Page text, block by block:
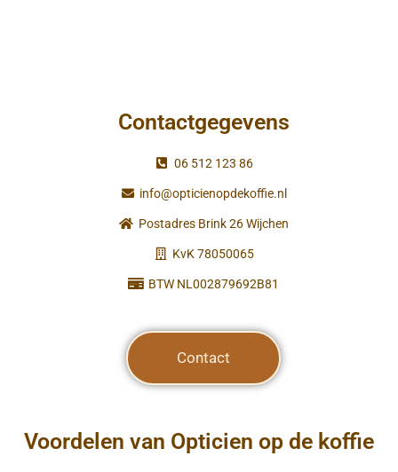
Contactgegevens
06 512 123 86
info@opticienopdekoffie.nl
Postadres Brink 26 Wijchen
KvK 78050065
BTW NL002879692B81
Contact
Voordelen van Opticien op de koffie